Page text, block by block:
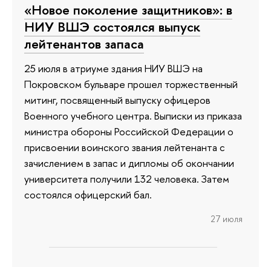
«Новое поколение защитников»: в
НИУ ВШЭ состоялся выпуск
лейтенантов запаса
25 июля в атриуме здания НИУ ВШЭ на
Покровском бульваре прошел торжественный
митинг, посвященный выпуску офицеров
Военного учебного центра. Выписки из приказа
министра обороны Российской Федерации о
присвоении воинского звания лейтенанта с
зачислением в запас и дипломы об окончании
университета получили 132 человека. Затем
состоялся офицерский бал.
27 июля